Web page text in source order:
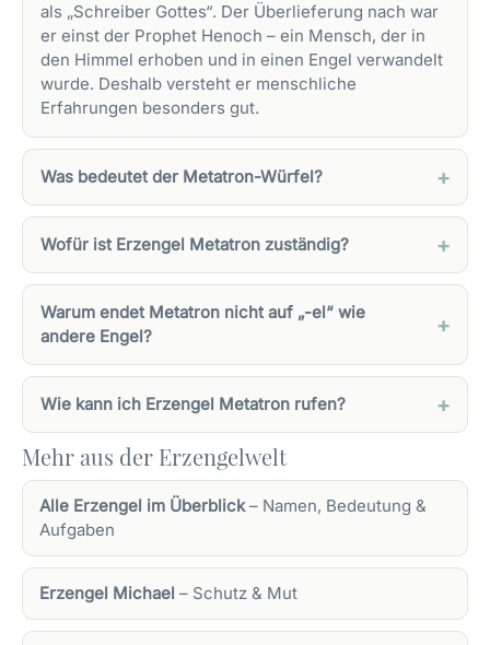
als „Schreiber Gottes“. Der Überlieferung nach war
er einst der Prophet Henoch – ein Mensch, der in
den Himmel erhoben und in einen Engel verwandelt
wurde. Deshalb versteht er menschliche
Erfahrungen besonders gut.
Was bedeutet der Metatron-Würfel?
Wofür ist Erzengel Metatron zuständig?
Warum endet Metatron nicht auf „-el“ wie
andere Engel?
Wie kann ich Erzengel Metatron rufen?
Mehr aus der Erzengelwelt
Alle Erzengel im Überblick– Namen, Bedeutung &
Aufgaben
Erzengel Michael – Schutz & Mut